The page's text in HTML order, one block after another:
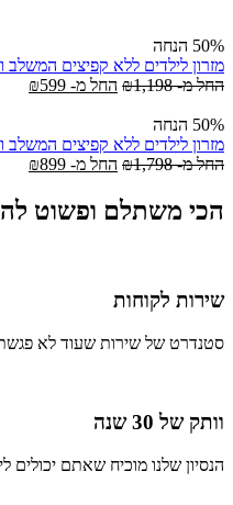
50% הנחה
מזרון לילדים ללא קפיצים המשלב
החל מ-
₪1,198 החל מ- ₪599
50% הנחה
מזרון לילדים ללא קפיצים המשלב
החל מ-
₪1,798 החל מ- ₪899
הכי משתלם ופשוט
שירות לקוחות
סטנדרט של שירות שעוד לא
וותק של 30 שנה
הנסיון שלנו מוכיח שאתם יכולים